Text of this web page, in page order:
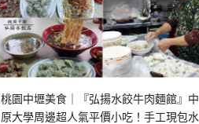
桃園中壢美食｜『弘揚水餃牛肉麵館』中
原大學周邊超人氣平價小吃！手工現包水